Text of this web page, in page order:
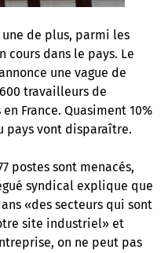
une de plus, parmi les
cours dans le pays. Le
une vague de
travailleurs de
France. Quasiment 10%
pays vont disparaître.
postes sont menacés,
syndical explique que
«des secteurs qui sont
site industriel» et
on ne peut pas